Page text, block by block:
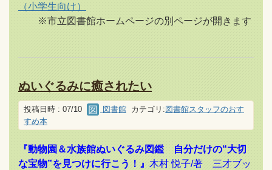
（小学生向け）
※市立図書館ホームページの別ページが開きます
ぬいぐるみに癒されたい
投稿日時 : 07/10 図書館 カテゴリ:図書館スタッフのおす
すめ本
『動物園＆水族館ぬいぐるみ図鑑 自分だけの“大切
な宝物”を見つけに行こう！』 木村 悦子/著 三才ブッ